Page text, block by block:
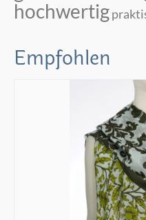
hochwertig
Empfohlen